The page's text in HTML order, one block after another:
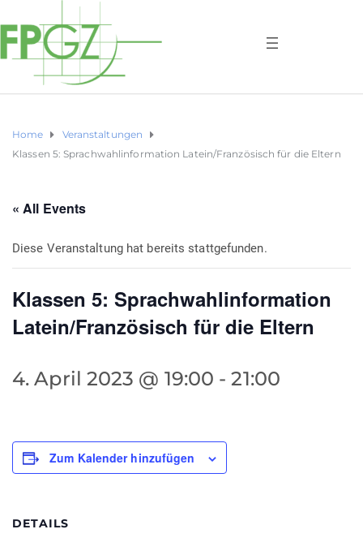
Home
Veranstaltungen
Klassen 5: Sprachwahlinformation Latein/Französisch für die Eltern
« All Events
Diese Veranstaltung hat bereits stattgefunden.
Klassen 5: Sprachwahlinformation
Latein/Französisch für die Eltern
4. April 2023 @ 19:00 -21:00
Zum Kalender hinzufügen
DETAILS